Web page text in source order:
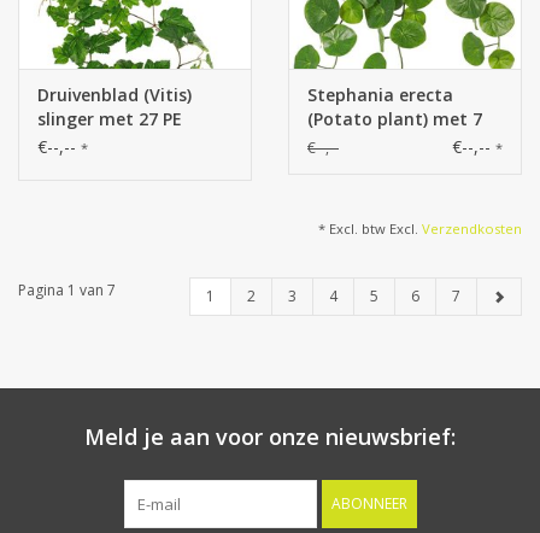
Druivenblad (Vitis)
slinger met 27 PE
bladeren & 7 uitlopers
€--,-- *
Stephania erecta
(Potato plant) met 7
uitlopers, 78 polyester
€--,-- €--,-- *
* Excl. btw Excl. Verzendkosten
Pagina 1 van 7 1 2 3 4 5 6 7
Meld je aan voor onze nieuwsbrief:
ABONNEER